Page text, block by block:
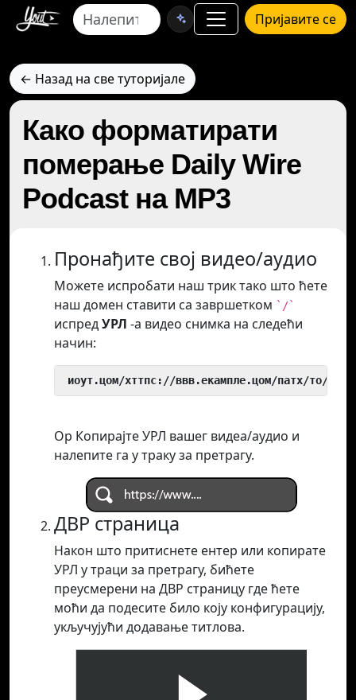
Пријавите се
← Назад на све туторијале
Како форматирати
померање Daily Wire
Podcast на MP3
Пронађите свој видео/аудио
Можете испробати наш трик тако што ћете
наш домен ставити са завршетком `/`
испредУРЛ -а видео снимка на следећи
начин:
иоут.цом/хттпс://ввв.екампле.цом/патх/то/
Ор Копирајте УРЛ вашег видеа/аудио и
налепите га у траку за претрагу.
ДВР страница
Након што притиснете ентер или копирате
УРЛ у траци за претрагу, бићете
преусмерени на ДВР страницу где ћете
моћи да подесите било коју конфигурацију,
укључујући додавање титлова.